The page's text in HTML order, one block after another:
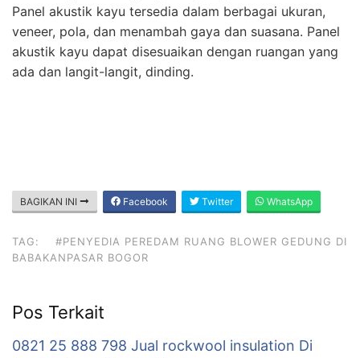
Panel akustik kayu tersedia dalam berbagai ukuran,
veneer, pola, dan menambah gaya dan suasana. Panel
akustik kayu dapat disesuaikan dengan ruangan yang
ada dan langit-langit, dinding.
BAGIKAN INI Facebook Twitter WhatsApp
TAG:
#PENYEDIA PEREDAM RUANG BLOWER GEDUNG DI
BABAKANPASAR BOGOR
Pos Terkait
0821 25 888 798 Jual rockwool insulation Di